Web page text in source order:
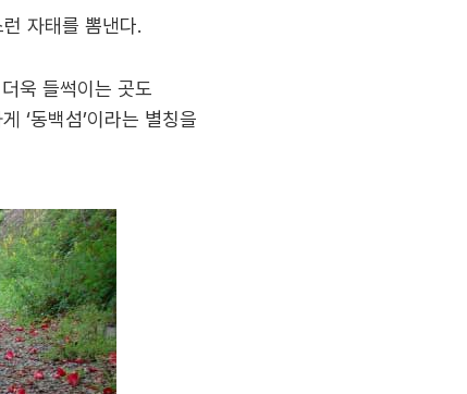
자태를 뽐낸다.
욱 들썩이는 곳도
‘동백섬’이라는 별칭을